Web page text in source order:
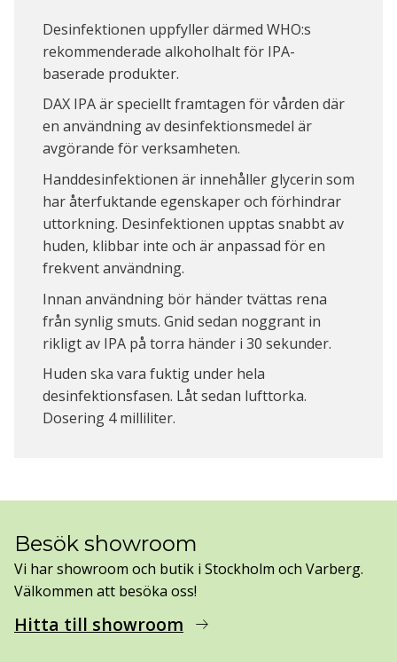
Desinfektionen uppfyller därmed WHO:s
rekommenderade alkoholhalt för IPA-
baserade produkter.
DAX IPA är speciellt framtagen för vården där
en användning av desinfektionsmedel är
avgörande för verksamheten.
Handdesinfektionen är innehåller glycerin som
har återfuktande egenskaper och förhindrar
uttorkning. Desinfektionen upptas snabbt av
huden, klibbar inte och är anpassad för en
frekvent användning.
Innan användning bör händer tvättas rena
från synlig smuts. Gnid sedan noggrant in
rikligt av IPA på torra händer i 30 sekunder.
Huden ska vara fuktig under hela
desinfektionsfasen. Låt sedan lufttorka.
Dosering 4 milliliter.
Besök showroom
Vi har showroom och butik i Stockholm och Varberg.
Välkommen att besöka oss!
Hitta till showroom arrow_right_alt